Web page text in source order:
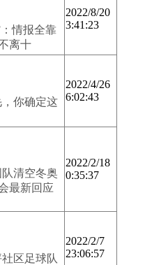
情报全靠
离十
2022/8/20
3:41:23
你确定这
2022/4/26
6:02:43
清空冬奥
最新回应
2022/2/18
0:35:37
区足球队
2022/2/7
23:06:57